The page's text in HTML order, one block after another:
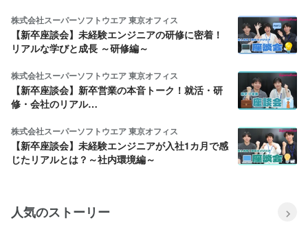
株式会社スーパーソフトウエア 東京オフィス
【新卒座談会】未経験エンジニアの研修に密着！
リアルな学びと成長 ～研修編～
株式会社スーパーソフトウエア 東京オフィス
【新卒座談会】新卒営業の本音トーク！就活・研
修・会社のリアル…
株式会社スーパーソフトウエア 東京オフィス
【新卒座談会】未経験エンジニアが入社1カ月で感
じたリアルとは？～社内環境編～
人気のストーリー